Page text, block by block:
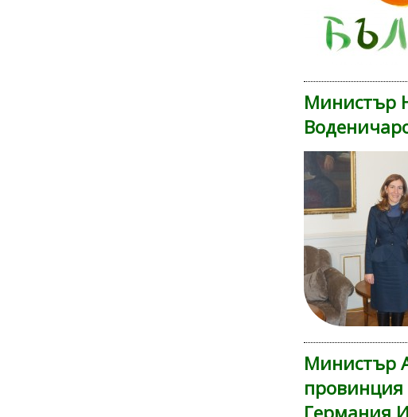
Министър
Министър
провинция